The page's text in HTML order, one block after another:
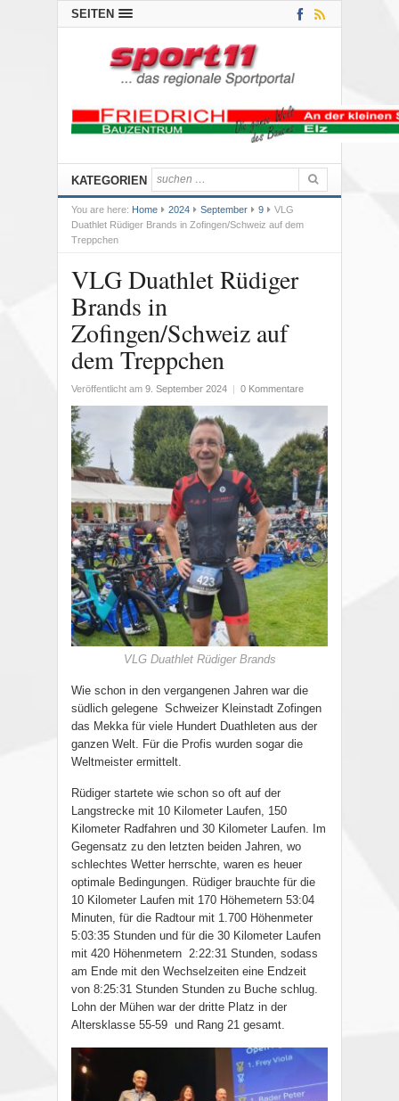
SEITEN
KATEGORIEN
You are here: Home 2024 September 9
VLG
Duathlet Rüdiger Brands in Zofingen/Schweiz auf dem
Treppchen
VLG Duathlet Rüdiger
Brands in
Zofingen/Schweiz auf
dem Treppchen
Veröffentlicht am 9. September 2024 0 Kommentare
VLG Duathlet Rüdiger Brands
Wie schon in den vergangenen Jahren war die
südlich gelegene Schweizer Kleinstadt Zofingen
das Mekka für viele Hundert Duathleten aus der
ganzen Welt. Für die Profis wurden sogar die
Weltmeister ermittelt.
Rüdiger startete wie schon so oft auf der
Langstrecke mit 10 Kilometer Laufen, 150
Kilometer Radfahren und 30 Kilometer Laufen. Im
Gegensatz zu den letzten beiden Jahren, wo
schlechtes Wetter herrschte, waren es heuer
optimale Bedingungen. Rüdiger brauchte für die
10 Kilometer Laufen mit 170 Höhemetern 53:04
Minuten, für die Radtour mit 1.700 Höhenmeter
5:03:35 Stunden und für die 30 Kilometer Laufen
mit 420 Höhenmetern 2:22:31 Stunden, sodass
am Ende mit den Wechselzeiten eine Endzeit
von 8:25:31 Stunden Stunden zu Buche schlug.
Lohn der Mühen war der dritte Platz in der
Altersklasse 55-59 und Rang 21 gesamt.